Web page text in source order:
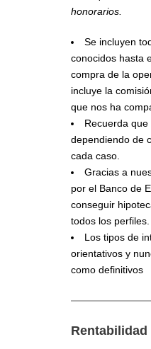
honorarios.
Se incluyen
conocidos hasta
compra de la
incluye la
que nos ha
Recuerda
dependiendo de
cada caso.
Gracias a
por el Banco de
conseguir
todos los perfiles.
Los tipos de
orientativos y
como definitivos
Rentabilidad